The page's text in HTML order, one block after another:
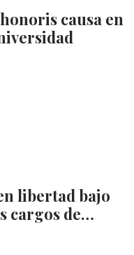
causa en
libertad bajo
cargos de…